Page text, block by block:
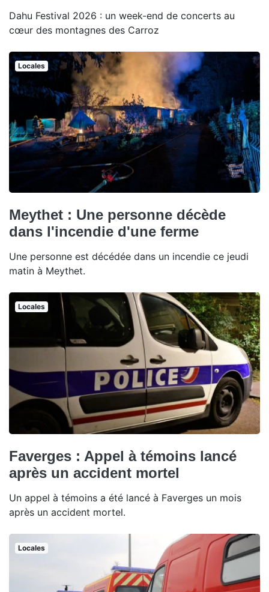
Dahu Festival 2026 : un week-end de concerts au
cœur des montagnes des Carroz
Locales
Meythet : Une personne décède
dans l'incendie d'une ferme
Une personne est décédée dans un incendie ce jeudi
matin à Meythet.
Locales
Faverges : Appel à témoins lancé
après un accident mortel
Un appel à témoins a été lancé à Faverges un mois
après un accident mortel.
Locales